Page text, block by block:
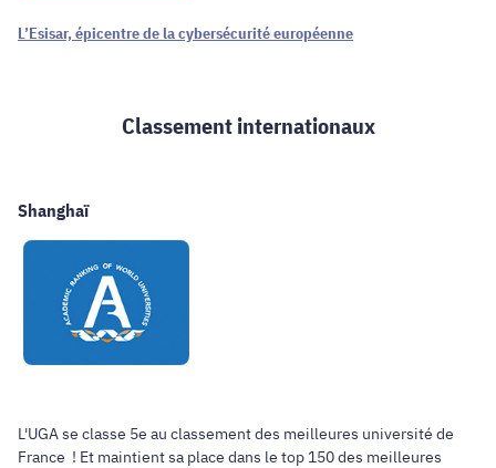
L’Esisar, épicentre de la cybersécurité européenne
Classement internationaux
Shanghaï
L'UGA se classe 5e au classement des meilleures université de
France ! Et maintient sa place dans le top 150 des meilleures